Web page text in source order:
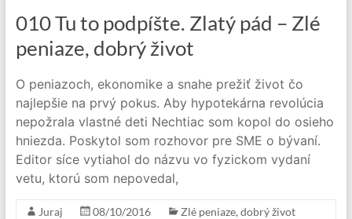
010 Tu to podpíšte. Zlatý pád – Zlé
peniaze, dobrý život
O peniazoch, ekonomike a snahe prežiť život čo
najlepšie na prvý pokus. Aby hypotekárna revolúcia
nepožrala vlastné deti Nechtiac som kopol do osieho
hniezda. Poskytol som rozhovor pre SME o bývaní.
Editor síce vytiahol do názvu vo fyzickom vydaní
vetu, ktorú som nepovedal,
Juraj 08/10/2016
Zlé peniaze, dobrý život